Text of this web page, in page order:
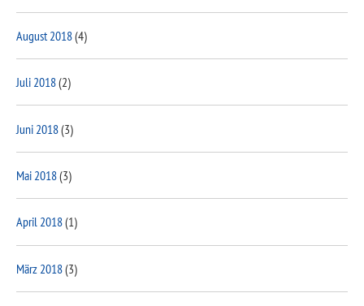
August 2018(4)
Juli 2018(2)
Juni 2018(3)
Mai 2018(3)
April 2018(1)
März 2018(3)